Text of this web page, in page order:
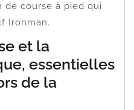
de course à pied qui
Ironman.
et la
essentielles
de la